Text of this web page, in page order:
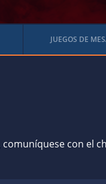
JUEGOS DE
con el